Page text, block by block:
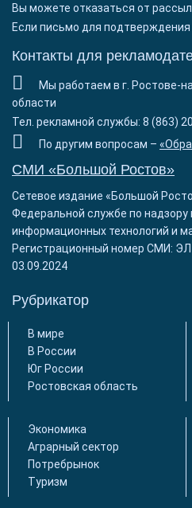
Вы можете отказаться от
Если письмо для подтверждения
Контакты для
Мы работаем в г. Ростове-
области
Тел. рекламной службы: 8 (863)
По другим вопросам –
СМИ «Большой Ростов»
Сетевое издание «Большой
Федеральной службе по надзору
информационных технологий и
Регистрационный номер СМИ:
03.09.2024
Рубрикатор
В мире
В России
Юг России
Ростовская область
Экономика
Аграрный сектор
Потребрынок
Туризм